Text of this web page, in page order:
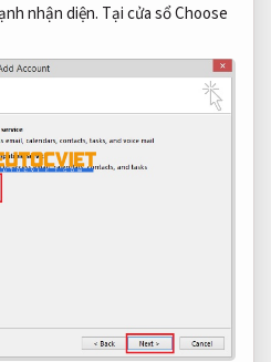
nhận diện. Tại cửa sổ Choose